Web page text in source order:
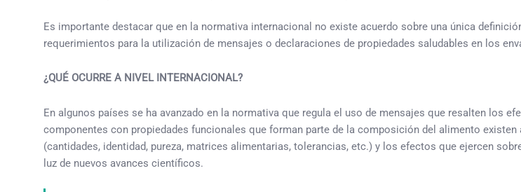
Es importante destacar que en la normativa internacional no existe acuerdo sobre una única
requerimientos para la utilización de mensajes o declaraciones de propiedades saludables en los
¿QUÉ OCURRE A NIVEL INTERNACIONAL?
En algunos países se ha avanzado en la normativa que regula el uso de mensajes que resalten los
componentes con propiedades funcionales que forman parte de la composición del alimento
(cantidades, identidad, pureza, matrices alimentarias, tolerancias, etc.) y los efectos que ejercen
luz de nuevos avances científicos.